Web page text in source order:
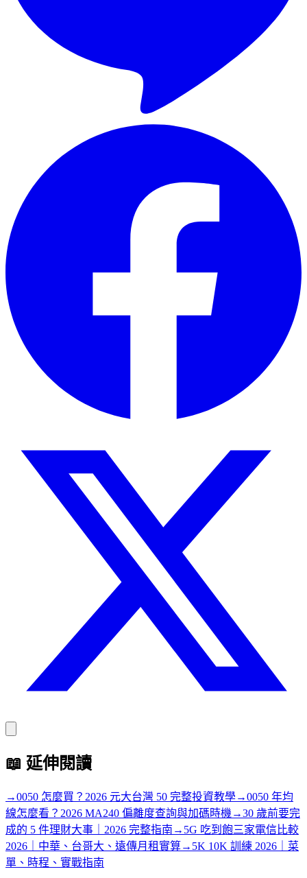
📖 延伸閱讀
→0050 怎麼買？2026 元大台灣 50 完整投資教學→0050 年均
線怎麼看？2026 MA240 偏離度查詢與加碼時機 →30 歲前要完
成的 5 件理財大事｜2026 完整指南 → 5G 吃到飽三家電信比較
2026｜中華、台哥大、遠傳月租實算→ 5K 10K 訓練 2026｜菜
單、時程、實戰指南